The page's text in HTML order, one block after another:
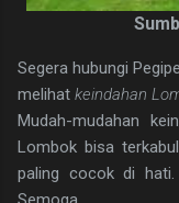
Segera hubungi
melihat keindahan
Mudah-mudahan
Lombok bisa
paling cocok di